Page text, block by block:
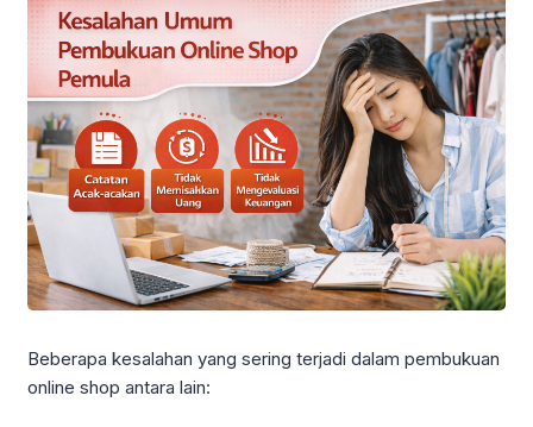
Beberapa kesalahan yang sering terjadi dalam pembukuan
online shop antara lain: